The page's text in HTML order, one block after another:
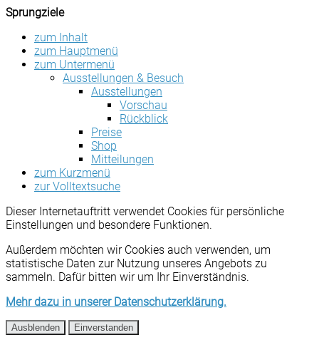
Sprungziele
zum Inhalt
zum Hauptmenü
zum Untermenü
Ausstellungen & Besuch
Ausstellungen
Vorschau
Rückblick
Preise
Shop
Mitteilungen
zum Kurzmenü
zur Volltextsuche
Dieser Internetauftritt verwendet Cookies für persönliche
Einstellungen und besondere Funktionen.
Außerdem möchten wir Cookies auch verwenden, um
statistische Daten zur Nutzung unseres Angebots zu
sammeln. Dafür bitten wir um Ihr Einverständnis.
Mehr dazu in unserer Datenschutzerklärung.
Ausblenden Einverstanden